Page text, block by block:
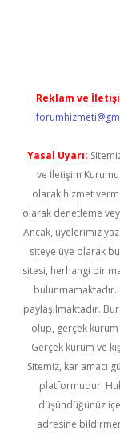
Reklam ve
Yasal Uyarı:
ve İletişim Kurumu
olarak hizmet
olarak denetleme
Ancak, üyelerimiz
siteye üye olarak
sitesi, herhangi bir
bulunmamaktadır.
paylaşılmaktadır.
olup, gerçek kurum
Gerçek kurum ve
Sitemiz, kar amacı
platformudur.
düşündüğünüz
adresine